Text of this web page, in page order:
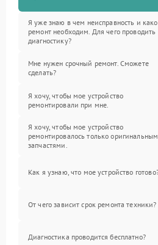
Я уже знаю в чем неисправность и
ремонт необходим. Для чего проводить
диагностику?
Мне нужен срочный ремонт. Сможете
сделать?
Я хочу, чтобы мое устройство
ремонтировали при мне.
Я хочу, чтобы мое устройство
ремонтировалось только
запчастями.
Как я узнаю, что мое устройство
От чего зависит срок ремонта техники?
Диагностика проводится бесплатно?